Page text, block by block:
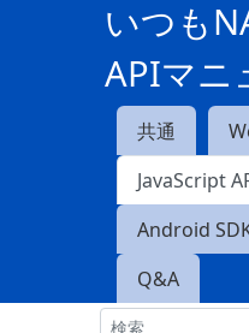
いつも
APIマニ
共通
JavaScript
Android
Q&A